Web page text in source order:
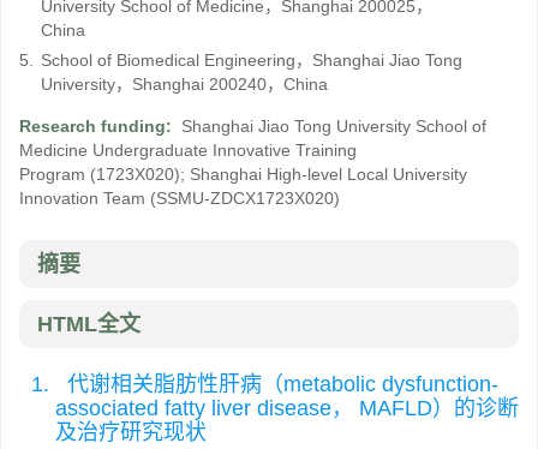
University School of Medicine，Shanghai 200025，
China
5. School of Biomedical Engineering，Shanghai Jiao Tong
University，Shanghai 200240，China
Research funding:
Shanghai Jiao Tong University School of
Medicine Undergraduate Innovative Training
Program (1723X020); Shanghai High-level Local University
Innovation Team (SSMU-ZDCX1723X020)
摘要
HTML全文
1. 代谢相关脂肪性肝病（metabolic dysfunction-
associated fatty liver disease， MAFLD）的诊断
及治疗研究现状